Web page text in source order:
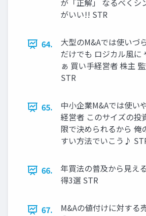
が「正解」 なるべくシ
がいい!! STR
64.
大型のM&Aでは使いづ
だけでも ロジカル風に
ぁ 買い手経営者 株主
STR
65.
中小企業M&Aでは使い
経営者 このサイズの投
限で決められるから 俺
すい方法でいこう♪
66.
年買法の普及から見え
得3選 STR
67.
M&Aの値付けに対する